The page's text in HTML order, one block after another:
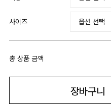
사이즈
총 상품 금액
장바구니